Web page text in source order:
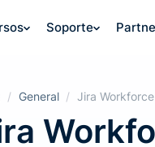
Soporte
/ General / Jira